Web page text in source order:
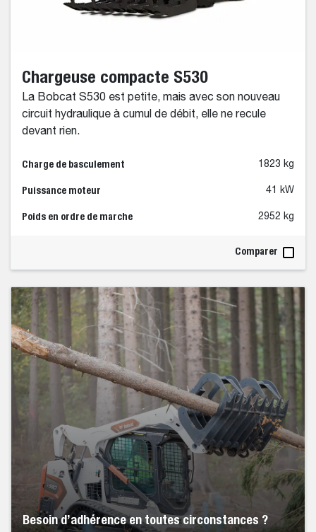
Chargeuse compacte S530
La Bobcat S530 est petite, mais avec son nouveau
circuit hydraulique à cumul de débit, elle ne recule
devant rien.
Charge de basculement 1823 kg
Puissance moteur 41 kW
Poids en ordre de marche 2952 kg
Comparer
Besoin d’adhérence en toutes circonstances ?